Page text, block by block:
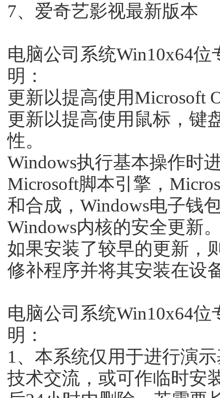
7、爱奇艺影视最新版本
电脑公司系统Win10x64
明：
更新以提高使用Microsoft
更新以提高使用鼠标，键
性。
Windows执行基本操作时
Microsoft脚本引擎，
和合成，Windows电子钱
Windows内核的安全更新
如果安装了较早的更新，
修补程序并将其安装在设
电脑公司系统Win10x64
明：
1、本系统仅用于进行演
技术交流，或可作临时安